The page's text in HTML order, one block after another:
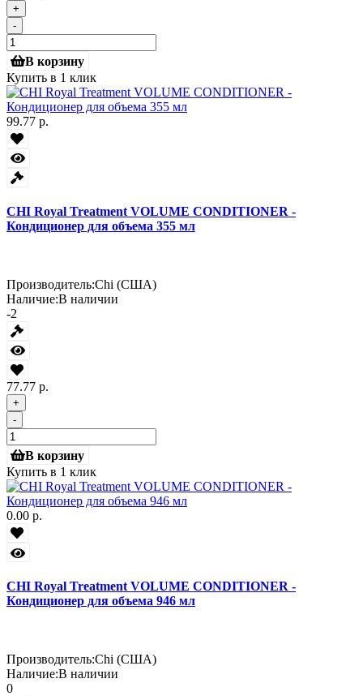
+
-
В корзину
Купить в 1 клик
99.77 р.
CHI Royal Treatment VOLUME CONDITIONER -
Кондиционер для объема 355 мл
Производитель:Chi (США)
Наличие:В наличии
-2
77.77 р.
+
-
В корзину
Купить в 1 клик
0.00 р.
CHI Royal Treatment VOLUME CONDITIONER -
Кондиционер для объема 946 мл
Производитель:Chi (США)
Наличие:В наличии
0